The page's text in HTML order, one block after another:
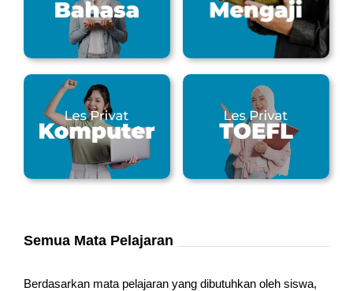
Semua Mata Pelajaran
Berdasarkan mata pelajaran yang dibutuhkan oleh siswa,